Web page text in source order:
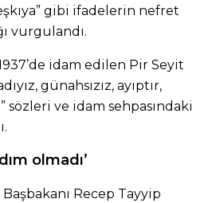
gibi ifadelerin nefret
vurgulandı.
idam edilen Pir Seyit
günahsızız, ayıptır,
ve idam sehpasındaki
olmadı’
Recep Tayyip